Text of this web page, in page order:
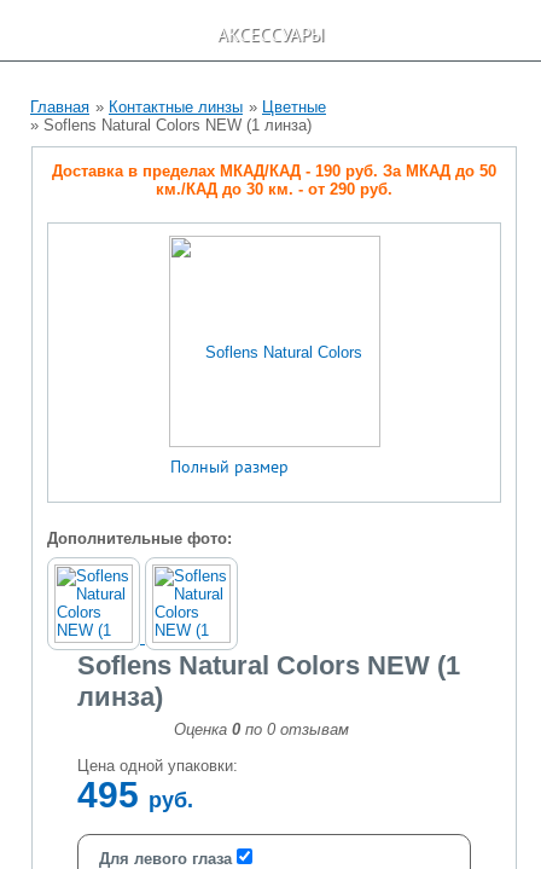
АКСЕССУАРЫ
Главная » Контактные линзы » Цветные
» Soflens Natural Colors NEW (1 линза)
Доставка в пределах МКАД/КАД - 190 руб. За МКАД до 50
км./КАД до 30 км. - от 290 руб.
Полный размер
Дополнительные фото:
Soflens Natural Colors NEW (1
линза)
Оценка 0 по 0 отзывам
Цена одной упаковки:
495 руб.
Для левого глаза